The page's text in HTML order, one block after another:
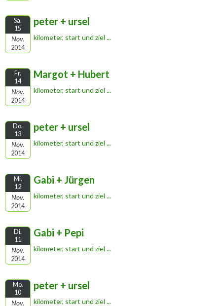
Sa.
15
Nov.
2014
peter + ursel
kilometer, start und ziel ...
Fr.
14
Nov.
2014
Margot + Hubert
kilometer, start und ziel ...
Do.
13
Nov.
2014
peter + ursel
kilometer, start und ziel ...
Mi.
12
Nov.
2014
Gabi + Jürgen
kilometer, start und ziel ...
Di.
11
Nov.
2014
Gabi + Pepi
kilometer, start und ziel ...
Mo.
10
Nov.
peter + ursel
kilometer, start und ziel ...